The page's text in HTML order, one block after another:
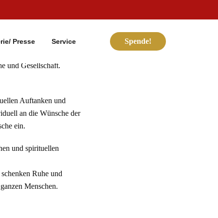
Spende!
Presse Service
und Gesellschaft.
Auftanken und
an die Wünsche der
ein.
und spirituellen
Ruhe und
Menschen.